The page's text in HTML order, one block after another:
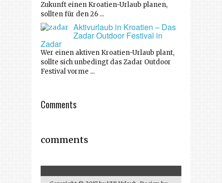
Zukunft einen Kroatien-Urlaub planen,
sollten für den 26 ...
Aktivurlaub in Kroatien – Das
Zadar Outdoor Festival in
Zadar
Wer einen aktiven Kroatien-Urlaub plant,
sollte sich unbedingt das Zadar Outdoor
Festival vorme ...
Comments
comments